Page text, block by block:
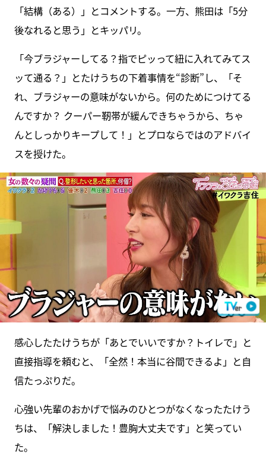
「結構（ある）」とコメントする。一方、熊田は「5分
後なれると思う」とキッパリ。
「今ブラジャーしてる？指でピッって紐に入れてみてス
ッて通る？」とたけうちの下着事情を“診断”し、「そ
れ、ブラジャーの意味がないから。何のためにつけてる
んですか？ クーパー靭帯が緩んできちゃうから、ちゃ
んとしっかりキープして！」とプロならではのアドバイ
スを授けた。
感心したたけうちが「あとでいいですか？トイレで」と
直接指導を頼むと、「全然！本当に谷間できるよ」と自
信たっぷりだ。
心強い先輩のおかげで悩みのひとつがなくなったたけう
ちは、「解決しました！豊胸大丈夫です」と笑ってい
た。